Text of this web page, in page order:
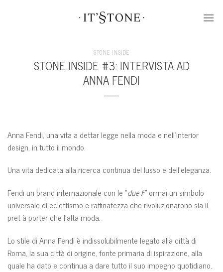
STONE INSIDE
STONE INSIDE #3: INTERVISTA AD
ANNA FENDI
Anna Fendi, una vita a dettar legge nella moda e nell’interior
design, in tutto il mondo.
Una vita dedicata alla ricerca continua del lusso e dell’eleganza.
Fendi un brand internazionale con le “due F” ormai un simbolo
universale di eclettismo e raffinatezza che rivoluzionarono sia il
pret à porter che l’alta moda.
Lo stile di Anna Fendi è indissolubilmente legato alla città di
Roma, la sua città di origine, fonte primaria di ispirazione, alla
quale ha dato e continua a dare tutto il suo impegno quotidiano.